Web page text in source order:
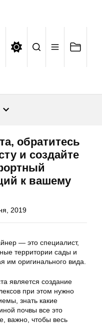
обратитесь
и создайте
к вашему
2019
— это специалист,
территории сады и
им оригинального вида.
является создание
при этом нужно
знать какие
почвы все это
важно, чтобы весь